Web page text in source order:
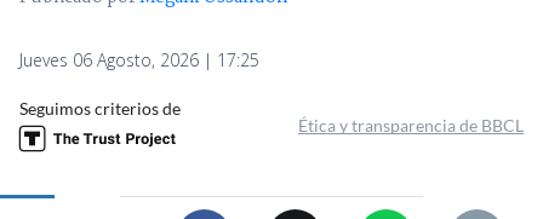
Jueves 06 Agosto, 2026 | 17:25
Seguimos criterios de
Ética y transparencia de BBCL